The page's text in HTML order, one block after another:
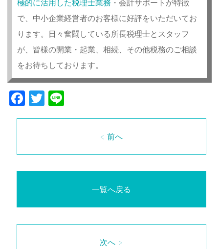
極的に活用した税理士業務 ・会計サポートが特徴
で、中小企業経営者のお客様に好評をいただいてお
ります。日々奮闘している所長税理士とスタッフ
が、皆様の開業・起業、相続、その他税務のご相談
をお待ちしております。
Facebook
Twitter
< 前へ
一覧へ戻る
次へ >